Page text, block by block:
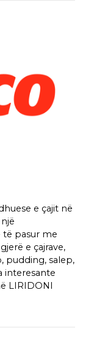
e çajit në
pasur me
e çajrave,
pudding, salep,
interesante
LIRIDONI